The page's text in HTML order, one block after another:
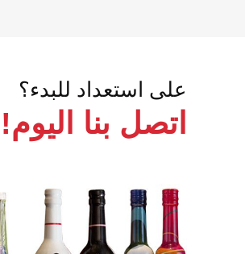
على استعداد للبدء؟
اتصل بنا اليوم!